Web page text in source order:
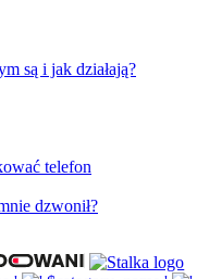
są i jak działają?
telefon
dzwonił?